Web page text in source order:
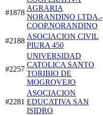
#1878
AGRARIA
NORANDINO LTDA.-
COOP.NORANDINO
#2188
ASOCIACION CIVIL
PIURA 450
#2257
UNIVERSIDAD
CATOLICA SANTO
TORIBIO DE
MOGROVEJO
#2281
ASOCIACION
EDUCATIVA SAN
ISIDRO